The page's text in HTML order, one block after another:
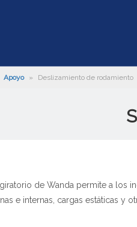
Apoyo » Deslizamiento de rodamiento
de Wanda permite a los
e internas, cargas estáticas y